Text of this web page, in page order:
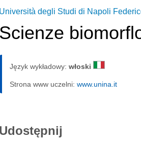
Università degli Studi di Napoli
Scienze
Język wykładowy: włoski
Strona www uczelni: www.unina.it
Udostępnij